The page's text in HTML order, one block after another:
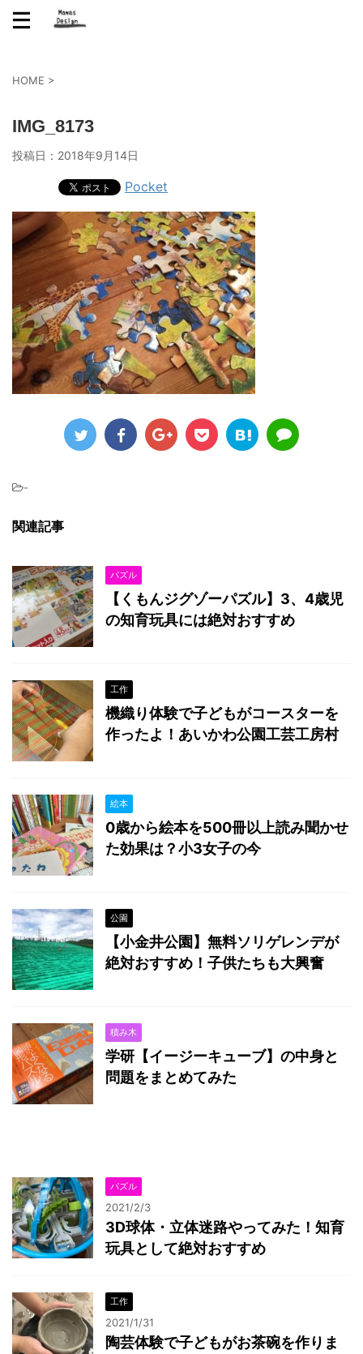
HOME >
IMG_8173
投稿日： 2018年9月14日
Pocket
-
関連記事
パズル
【くもんジグゾーパズル】3、4歳児
の知育玩具には絶対おすすめ
工作
機織り体験で子どもがコースターを
作ったよ！あいかわ公園工芸工房村
絵本
0歳から絵本を500冊以上読み聞かせ
た効果は？小3女子の今
公園
【小金井公園】無料ソリゲレンデが
絶対おすすめ！子供たちも大興奮
積み木
学研【イージーキューブ】の中身と
問題をまとめてみた
パズル
2021/2/3
3D球体・立体迷路やってみた！知育
玩具として絶対おすすめ
工作
2021/1/31
陶芸体験で子どもがお茶碗を作りま